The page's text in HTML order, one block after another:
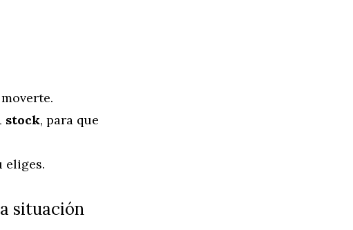
stock, para que
eliges.
situación